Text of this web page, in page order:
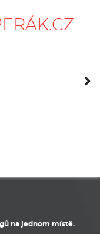
na jednom místě.